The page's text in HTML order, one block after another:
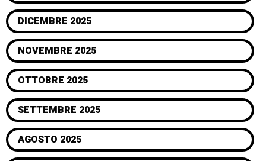
DICEMBRE 2025
NOVEMBRE 2025
OTTOBRE 2025
SETTEMBRE 2025
AGOSTO 2025